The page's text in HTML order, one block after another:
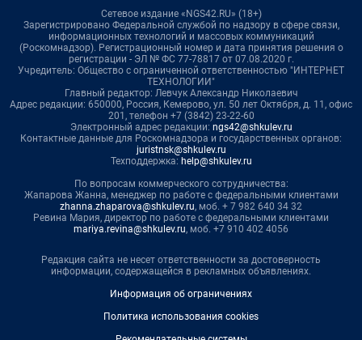
Сетевое издание «NGS42.RU» (18+)
Зарегистрировано Федеральной службой по надзору в сфере связи,
информационных технологий и массовых коммуникаций
(Роскомнадзор). Регистрационный номер и дата принятия решения о
регистрации - ЭЛ № ФС 77-78817 от 07.08.2020 г.
Учредитель: Общество с ограниченной ответственностью "ИНТЕРНЕТ
ТЕХНОЛОГИИ"
Главный редактор: Левчук Александр Николаевич
Адрес редакции: 650000, Россия, Кемерово, ул. 50 лет Октября, д. 11, офис
201, телефон +7 (3842) 23-22-60
Электронный адрес редакции: ngs42@shkulev.ru
Контактные данные для Роскомнадзора и государственных органов:
juristnsk@shkulev.ru
Техподдержка: help@shkulev.ru
По вопросам коммерческого сотрудничества:
Жапарова Жанна, менеджер по работе с федеральными клиентами
zhanna.zhaparova@shkulev.ru, моб. + 7 982 640 34 32
Ревина Мария, директор по работе с федеральными клиентами
mariya.revina@shkulev.ru, моб. +7 910 402 4056
Редакция сайта не несет ответственности за достоверность
информации, содержащейся в рекламных объявлениях.
Информация об ограничениях
Политика использования cookies